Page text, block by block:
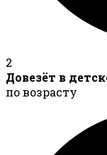
2
Довезёт в
по возрасту